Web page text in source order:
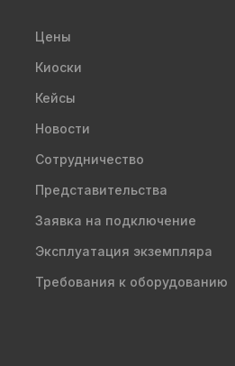
Цены
Киоски
Кейсы
Новости
Сотрудничество
Представительства
Заявка на подключение
Эксплуатация экземпляра
Требования к оборудованию